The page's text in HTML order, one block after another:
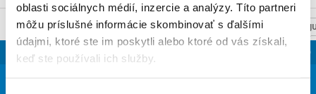
oblasti sociálnych médií, inzercie a analýzy. Títo partneri
môžu príslušné informácie skombinovať s ďalšími
údajmi, ktoré ste im poskytli alebo ktoré od vás získali,
keď ste používali ich služby.SLOVENSKO
NASTAV